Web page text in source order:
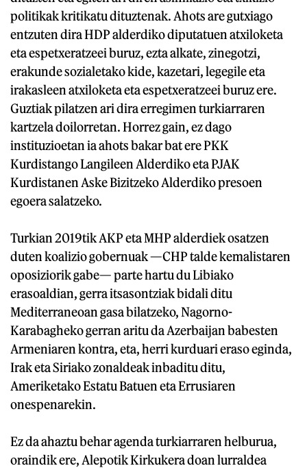
politikak kritikatu dituztenak. Ahots are gutxiago
entzuten dira HDP alderdiko diputatuen atxiloketa
eta espetxeratzeei buruz, ezta alkate, zinegotzi,
erakunde sozialetako kide, kazetari, legegile eta
irakasleen atxiloketa eta espetxeratzeei buruz ere.
Guztiak pilatzen ari dira erregimen turkiarraren
kartzela doilorretan. Horrez gain, ez dago
instituzioetan ia ahots bakar bat ere PKK
Kurdistango Langileen Alderdiko eta PJAK
Kurdistanen Aske Bizitzeko Alderdiko presoen
egoera salatzeko.
Turkian 2019tik AKP eta MHP alderdiek osatzen
duten koalizio gobernuak —CHP talde kemalistaren
oposiziorik gabe— parte hartu du Libiako
erasoaldian, gerra itsasontziak bidali ditu
Mediterraneoan gasa bilatzeko, Nagorno-
Karabagheko gerran aritu da Azerbaijan babesten
Armeniaren kontra, eta, herri kurduari eraso eginda,
Irak eta Siriako zonaldeak inbaditu ditu,
Ameriketako Estatu Batuen eta Errusiaren
onespenarekin.
Ez da ahaztu behar agenda turkiarraren helburua,
oraindik ere, Alepotik Kirkukera doan lurraldea